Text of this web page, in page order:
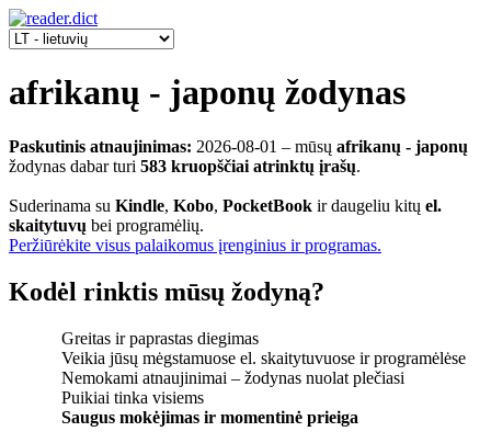
afrikanų - japonų žodynas
Paskutinis atnaujinimas: 2026-08-01 ‒ mūsų afrikanų - japonų
žodynas dabar turi 583 kruopščiai atrinktų įrašų.
Suderinama su Kindle, Kobo, PocketBook ir daugeliu kitų el.
skaitytuvų bei programėlių.
Peržiūrėkite visus palaikomus įrenginius ir programas.
Kodėl rinktis mūsų žodyną?
Greitas ir paprastas diegimas
Veikia jūsų mėgstamuose el. skaitytuvuose ir programėlėse
Nemokami atnaujinimai – žodynas nuolat plečiasi
Puikiai tinka visiems
Saugus mokėjimas ir momentinė prieiga